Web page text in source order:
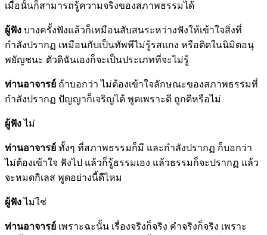
เมื่อนั้นก็สามารถรู้ความจริงของสภาพธรรมได้
ผู้ฟัง บางครั้งฟังแล้วก็เหมือนสับสนระหว่างฟังให้เข้าใจสิ่งที่
กำลังปรากฏ เหมือนกับเป็นทัพพีไม่รู้รสแกง หรือติดในนิมิตอนุ
พยัญชนะ ตัวดิฉันเองก็จะเป็นประเภทที่จะไม่รู้
ท่านอาจารย์ ถ้าบอกว่า ไม่ต้องเข้าใจลักษณะของสภาพธรรมที่
กำลังปรากฏ ปัญญาก็เจริญได้ พูดเพราะดี ถูกดีหรือไม่
ผู้ฟังไม่
ท่านอาจารย์ ทั้งๆ ที่สภาพธรรมก็มี และกำลังปรากฏ ก็บอกว่า
ไม่ต้องเข้าใจ ฟังไป แล้วก็รู้ธรรมเอง แล้วธรรมก็จะปรากฏ แล้ว
จะหมดกิเลส พูดอย่างนี้ดีไหม
ผู้ฟังไม่ใช่
ท่านอาจารย์ เพราะฉะนั้น เรื่องจริงก็จริง คำจริงก็จริง เพราะ